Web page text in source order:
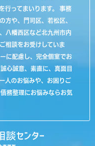
行ってまいります。 事務
方や、門司区、若松区、
八幡西区など北九州市内
相談をお受けしていま
に配慮し、完全個室でお
心誠意、素直に、真面目
人のお悩みや、お困りご
務整理にお悩みならお気